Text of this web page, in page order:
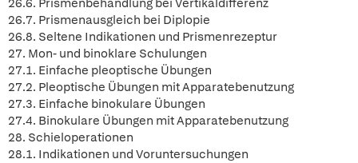
26.6. Prismenbehandlung bei Vertikaldifferenz
26.7. Prismenausgleich bei Diplopie
26.8. Seltene Indikationen und Prismenrezeptur
27. Mon- und binoklare Schulungen
27.1. Einfache pleoptische Übungen
27.2. Pleoptische Übungen mit Apparatebenutzung
27.3. Einfache binokulare Übungen
27.4. Binokulare Übungen mit Apparatebenutzung
28. Schieloperationen
28.1. Indikationen und Voruntersuchungen